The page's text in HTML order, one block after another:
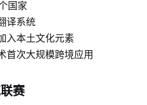
国家
译系统
入本土文化元素
首次大规模跨境应用
赛